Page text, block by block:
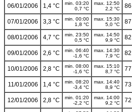
06/01/2006 1,4 °C
min. 03:20
0,7 °C
max. 12:50
2,2 °C
07/01/2006 3,3 °C
min. 00:00
1,8 °C
max. 15:30
5,0 °C
08/01/2006 4,7 °C
min. 23:50
0,5 °C
max. 14:50
9,9 °C
09/01/2006 2,6 °C
min. 06:40
-1,6 °C
max. 14:30
7,9 °C
10/01/2006 2,8 °C
min. 08:00
-1,6 °C
max. 15:10
8,7 °C
11/01/2006 1,4 °C
min. 08:20
-3,4 °C
max. 14:40
8,9 °C
12/01/2006 2,8 °C
min. 01:20
-2,2 °C
max. 14:00
9,2 °C